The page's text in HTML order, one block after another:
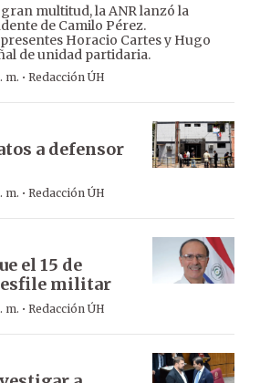
multitud, la ANR lanzó la
de Camilo Pérez.
Horacio Cartes y Hugo
de unidad partidaria.
m. · Redacción ÚH
a defensor
m. · Redacción ÚH
el 15 de
militar
m. · Redacción ÚH